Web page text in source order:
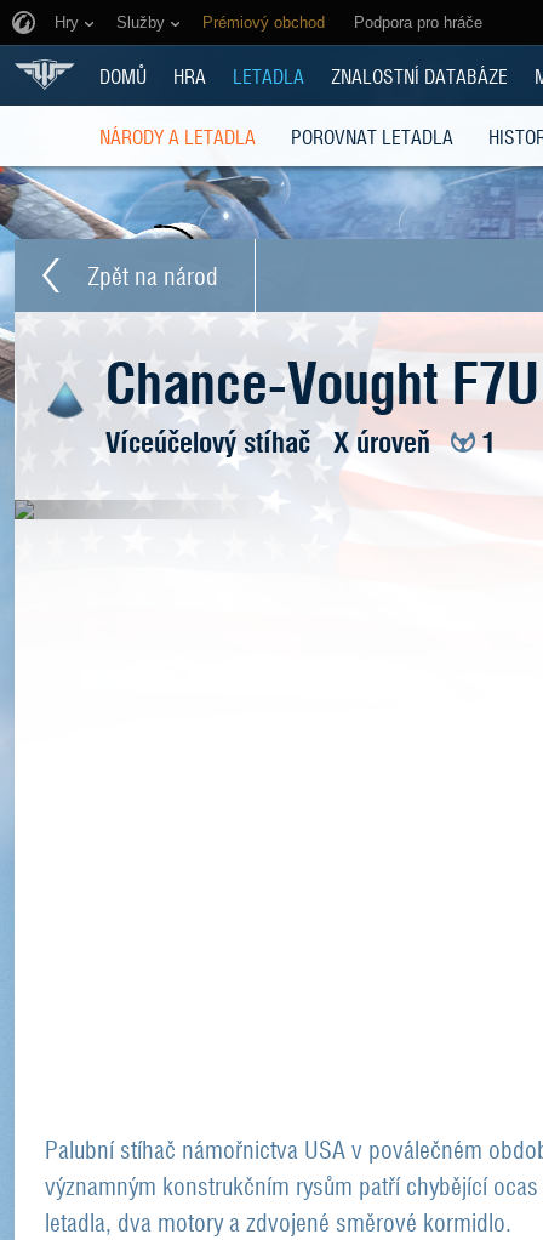
Hry Služby Prémiový obchod Podpora pro hráče
DOMŮ HRA LETADLA ZNALOSTNÍ DATABÁZE
NÁRODY A LETADLA POROVNAT LETADLA
Zpět na národ
Chance-Vought
Víceúčelový stíhač X úroveň 1
Palubní stíhač námořnictva USA v poválečném
významným konstrukčním rysům patří chybějící ocas
letadla, dva motory a zdvojené směrové kormidlo.